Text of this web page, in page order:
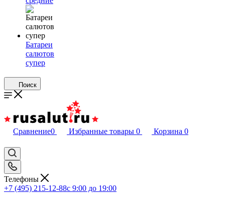
Батареи
салютов
супер
Поиск
Сравнение0 Избранные товары 0 Корзина 0
Телефоны
+7 (495) 215-12-88c 9:00 до 19:00